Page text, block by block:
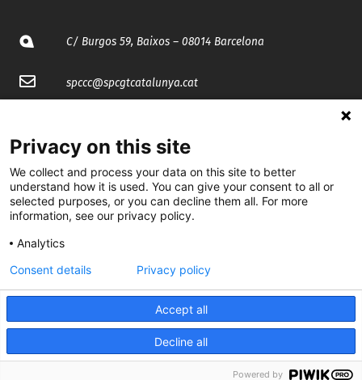
C/ Burgos 59, Baixos – 08014 Barcelona
spccc@spcgtcatalunya.cat
@CGTCatalunya
cgtcatalunya
cgtcatalunya
Desenvolupat per
Privacy on this site
We collect and process your data on this site to better
understand how it is used. You can give your consent to all or
selected purposes, or you can decline them all. For more
information, see our privacy policy.
Analytics
Accept all
Decline all
Consent details Privacy policy
Powered by